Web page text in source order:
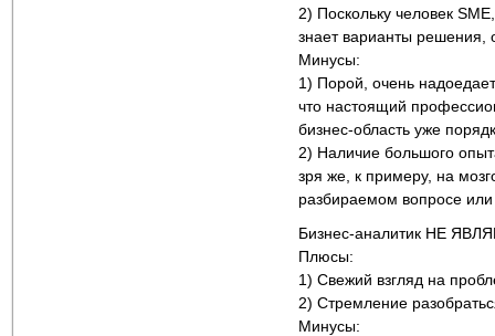
2) Поскольку человек
знает варианты
Минусы:
1) Порой, очень
что настоящий
бизнес-область уже
2) Наличие большого
зря же, к примеру, на
разбираемом вопросе или
Бизнес-аналитик НЕ
Плюсы:
1) Свежий взгляд на
2) Стремление
Минусы: